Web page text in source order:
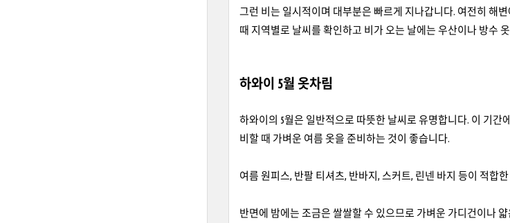
그런 비는 일시적이며 대부분은 빠르게 지나갑니다. 여전히 해
때 지역별로 날씨를 확인하고 비가 오는 날에는 우산이나 방수
하와이 5월 옷차림
하와이의 5월은 일반적으로 따뜻한 날씨로 유명합니다. 이 기간
비할 때 가벼운 여름 옷을 준비하는 것이 좋습니다.
여름 원피스, 반팔 티셔츠, 반바지, 스커트, 린넨 바지 등이 적합
반면에 밤에는 조금은 쌀쌀할 수 있으므로 가벼운 가디건이나